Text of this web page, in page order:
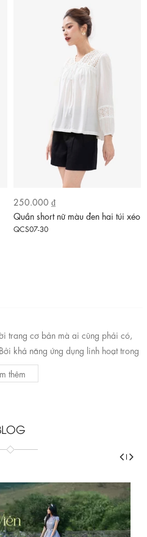
250.000 ₫
Quần short nữ màu đen hai túi xéo
QCS07-30
trang cơ bản mà ai cũng phải có,
khả năng ứng dụng linh hoạt trong
mái hoạt động, đem đến vẻ thanh
chiếc quần còn có khả năng che
nhau. Từ đó nàng có thể tha hồ
thời trang. Cùng điểm qua những
Fashion, và nhất định nàng phải
thân thuộc với những cô nàng văn
thêm